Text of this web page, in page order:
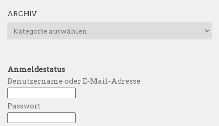
ARCHIV
Archiv
Anmeldestatus
Benutzername oder E-Mail-Adresse
Passwort